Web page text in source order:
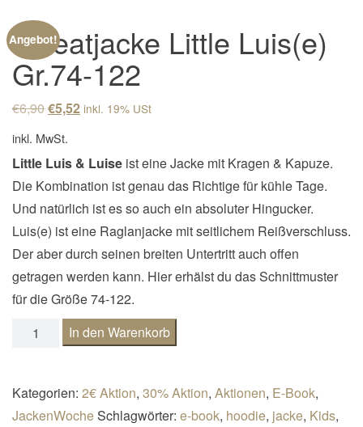
g
l
i
g
a
t
o
Angebot!
Sweatjacke Little Luis(e)
Gr.74-122
€6,90Ursprünglicher Preis war: €6,90
€5,52Aktueller Preis ist: €5,52.
inkl. 19% USt
inkl. MwSt.
Little Luis & Luise ist eine Jacke mit Kragen & Kapuze.
Die Kombination ist genau das Richtige für kühle Tage.
Und natürlich ist es so auch ein absoluter Hingucker.
Luis(e) ist eine Raglanjacke mit seitlichem Reißverschluss.
Der aber durch seinen breiten Untertritt auch offen
getragen werden kann. Hier erhälst du das Schnittmuster
für die Größe 74-122.
Sweatjacke Little Luis(e) Gr.74-122 Menge
In den Warenkorb
Kategorien: 2€ Aktion, 30% Aktion, Aktionen, E-Book,
JackenWocheSchlagwörter: e-book, hoodie, jacke, Kids,